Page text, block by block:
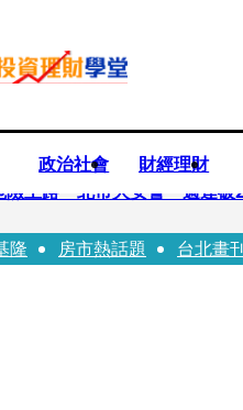
政治社會 財經理財
險上路 北市大安警一週連破2
、FEniX夏浦洋組「神隊友
隆 房市熱話題 台北畫